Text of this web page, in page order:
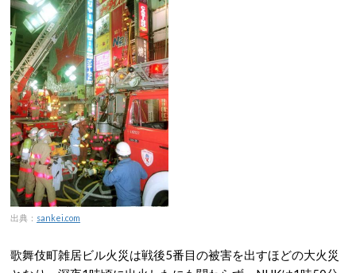
出典： sankei.com
歌舞伎町雑居ビル火災は戦後5番目の被害を出すほどの大火災